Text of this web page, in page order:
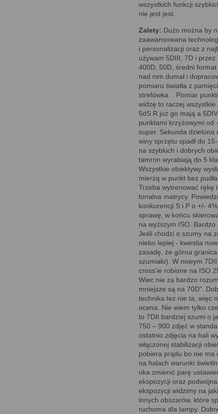
wszystkich funkcji
nie jest jest.
Zalety: Dużo można by
zaawansowana
i personalizacji oraz z
używam 5DIII, 7D i przez
400D, 50D, średni
nad nim dumał i
pomiaru światła z
strefówka. . Pomiar
widzę to raczej
5dS R już go mają a
punktami krzyżowymi od
super. Sekunda dzielona
winy sprzętu spadł do
na szybkich i dobrych
tamron wyrabiają do 5
Wszystkie obiektywy
mierzą w punkt bez
Trzeba wytrenować rękę
tonalna matrycy.
konkurencji S i P o +/-
sprawę, w końcu
na wyższym ISO.
Jeśli chodzi o szumy na
niebo lepiej - kwestia
zasadę, że górna
szumiało). W nowym
cross’ie robione na ISO
Wiec nie za bardzo
mniejsze są na 70D”.
technika też nie ta, więc
ocena. Nie wiem tylko
to 7DII bardziej szumi o
750 – 900 zdjęć w
ostatnio zdjęcia na hali
włączonej stabilizacji
pobiera prądu bo nie ma
na halach warunki
oka zmienić parę
ekspozycji oraz
ekspozycji widzimy na
innych obszarów, które
ruchoma dla lampy.